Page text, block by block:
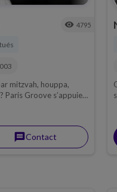
visibility 4795
mitzvah, houppa,
Paris Groove s’appuie
messageContact